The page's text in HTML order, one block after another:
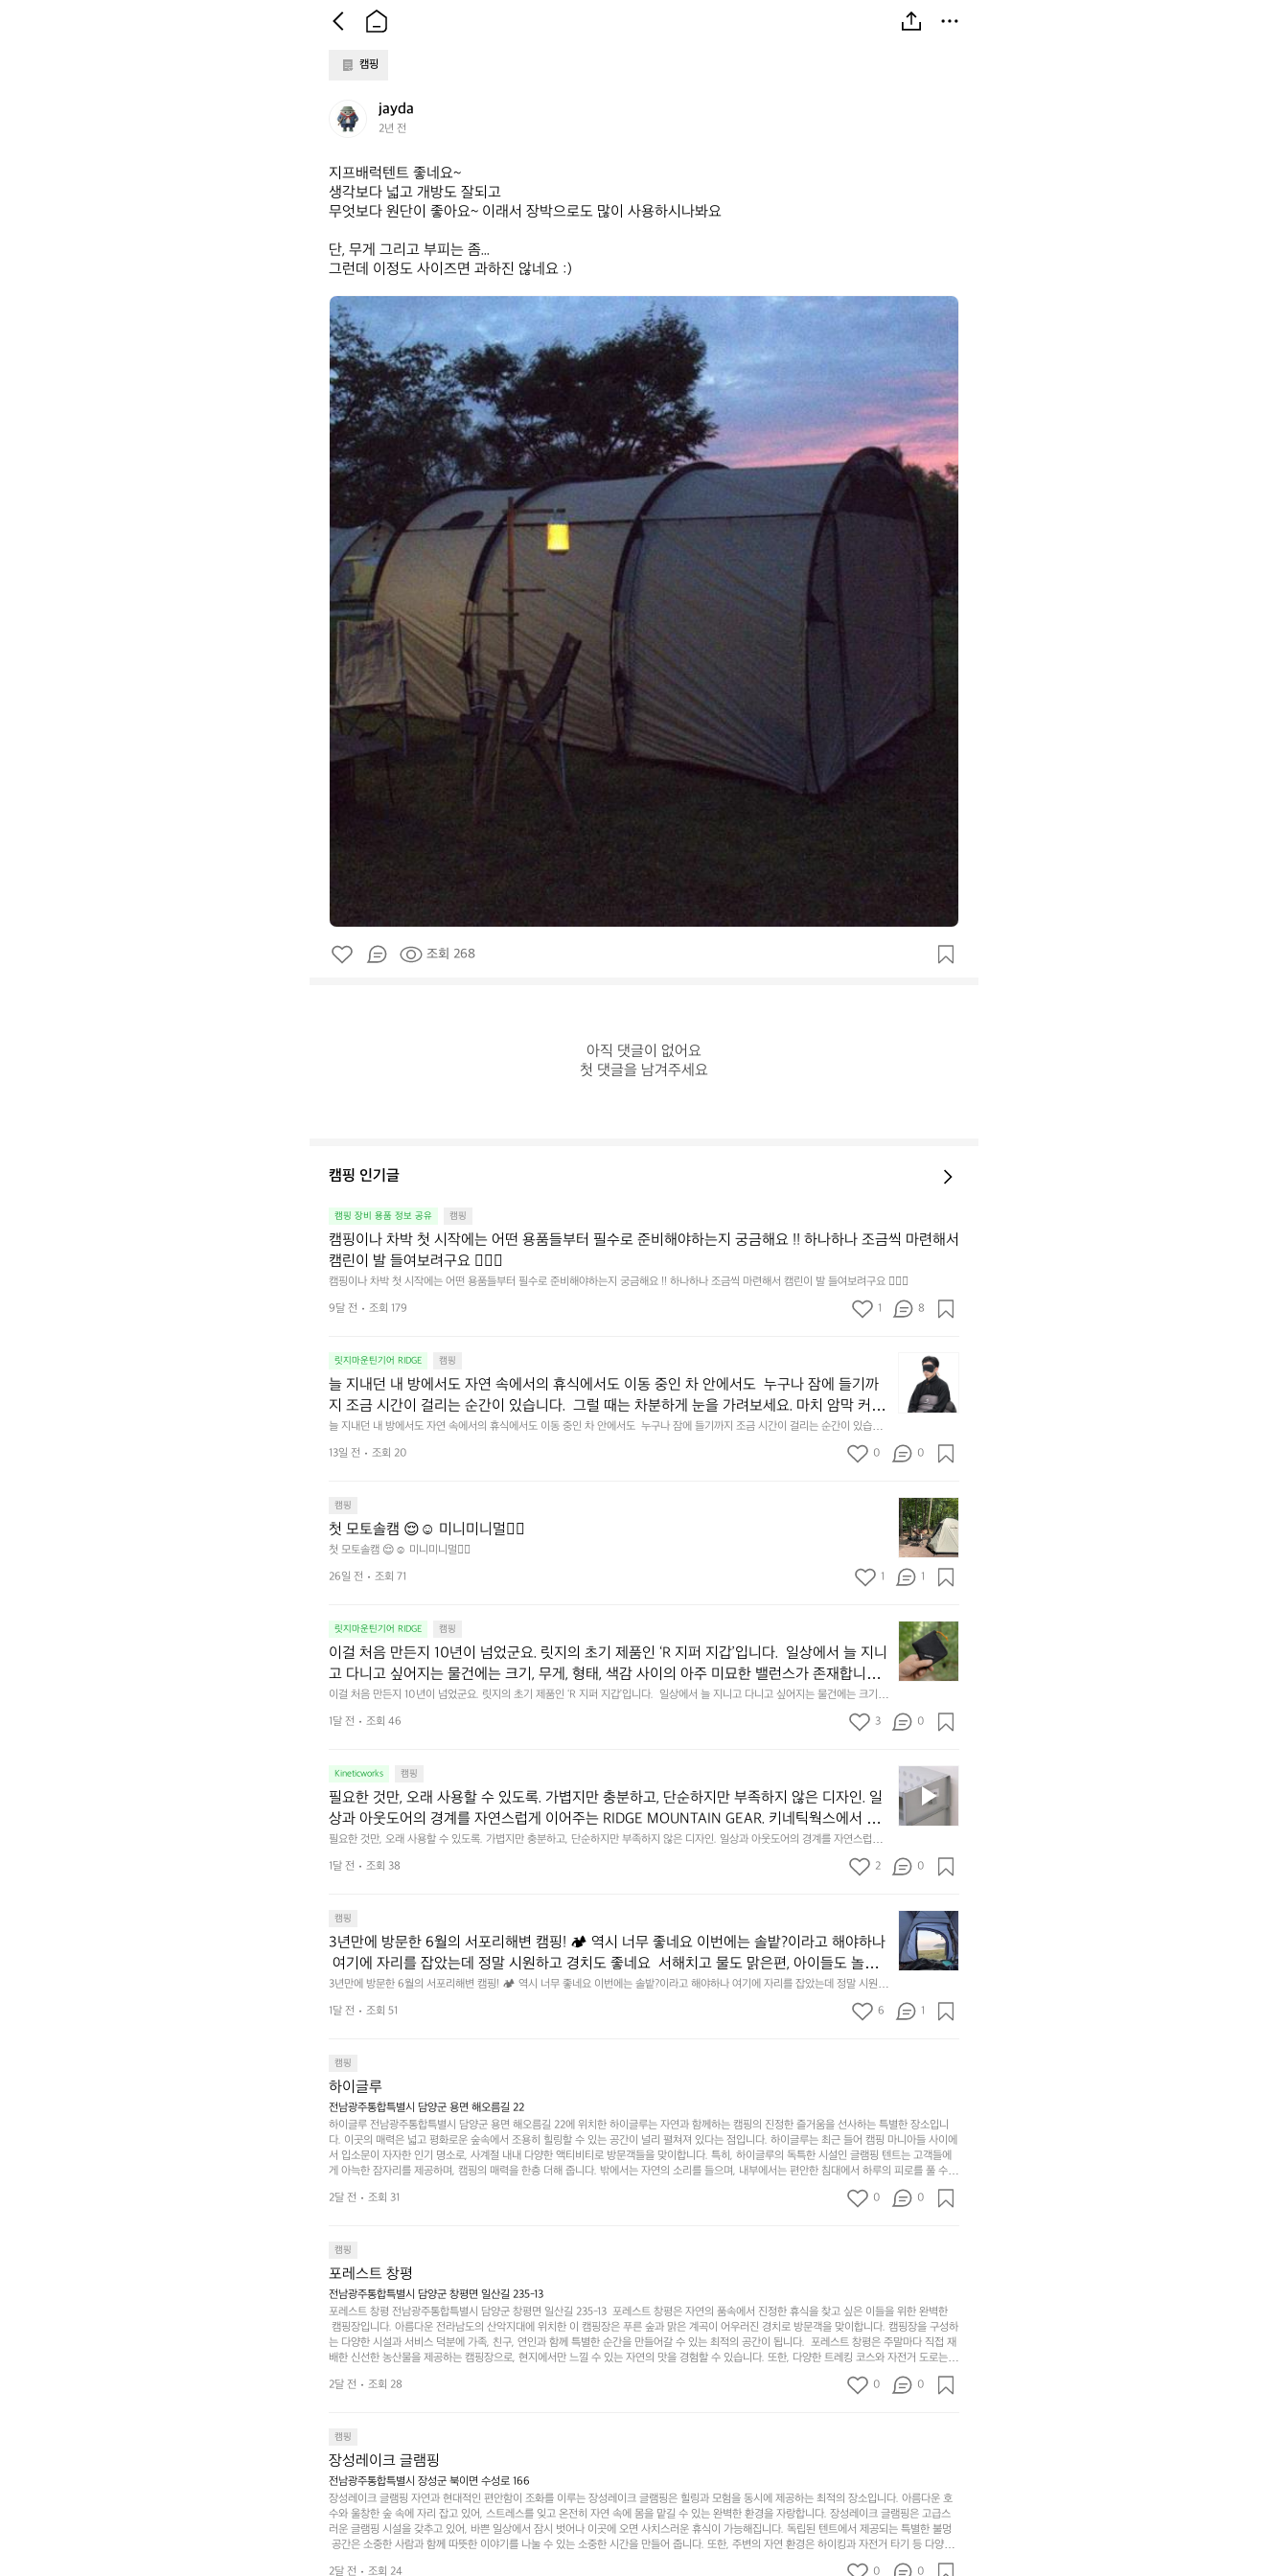
캠핑
d
a
jayda
2년 전
지프배럭텐트 좋네요~
생각보다 넓고 개방도 잘되고
무엇보다 원단이 좋아요~ 이래서 장박으로도 많이 사용하시나봐요
단, 무게 그리고 부피는 좀...
그런데 이정도 사이즈면 과하진 않네요 :)
j
a
y
d
a
조회 268
아직 댓글이 없어요
첫 댓글을 남겨주세요
캠핑 인기글
캠핑 장비 용품 정보 공유 캠핑
캠핑이나 차박 첫 시작에는 어떤 용품들부터 필수로 준비해야하는지 궁금해요 !! 하나하나 조금씩 마련해서
캠린이 발 들여보려구요 🙇🏻‍♀️
캠핑이나 차박 첫 시작에는 어떤 용품들부터 필수로 준비해야하는지 궁금해요 !! 하나하나 조금씩 마련해서 캠린이 발 들여보려구요 🙇🏻‍♀️
9달 전
조회 179 1 8
릿지마운틴기어 RIDGE 캠핑
늘 지내던 내 방에서도 자연 속에서의 휴식에서도 이동 중인 차 안에서도  누구나 잠에 들기까
지 조금 시간이 걸리는 순간이 있습니다.  그럴 때는 차분하게 눈을 가려보세요. 마치 암막 커튼
을 조용히 내리듯이.  Polartec® Wind Pro™의 온기가 눈가를 포근히 감싸줍니다.  차가운 공기
를 차단하고, 얼굴에 밀착하여 빛을 막아줍니다.  이 슬립 웜을 쓰는 것만으로 그곳은 나만의 밤
늘 지내던 내 방에서도 자연 속에서의 휴식에서도 이동 중인 차 안에서도  누구나 잠에 들기까지 조금 시간이 걸리는 순간이 있습니
다.  그럴 때는 차분하게 눈을 가려보세요. 마치 암막 커튼을 조용히 내리듯이.  Polartec® Wind Pro™의 온기가 눈가를 포근히 감싸
줍니다.  차가운 공기를 차단하고, 얼굴에 밀착하여 빛을 막아줍니다.  이 슬립 웜을 쓰는 것만으로 그곳은 나만의 밤이 됩니다.  안녕
내
던
방
도
자
연
속
에
의
휴
식
에
도
이
중
인
차
안
서
도
구
나
잠
에
기
까
이
걸
리
는
순
다.
그
럴
때
는
차
을
가
려
보
세
13일 전 조회 20 0 0
캠핑
첫 모토솔캠 😌☺️ 미니미니멀👌🏼
첫 모토솔캠 😌☺️ 미니미니멀👌🏼
첫
모
토
솔
캠
☺️
미
니
미
멀
👌🏼
26일 전 조회 71 1 1
릿지마운틴기어 RIDGE 캠핑
이걸 처음 만든지 10년이 넘었군요. 릿지의 초기 제품인 ‘R 지퍼 지갑’입니다.  일상에서 늘 지니
고 다니고 싶어지는 물건에는 크기, 무게, 형태, 색감 사이의 아주 미묘한 밸런스가 존재합니다.
예를 들자면 일에 집중하느라 책상 위 가장자리에 대충 걸쳐 놓아도 시야에 걸리적거리지 않는
것. R 지퍼 지갑은 바로 그 위화감 없는 균형감에서 출발했습니다.  그중에서도 슬림함에 철저히
집착했습니다. 튼튼한 내구도와 넉넉한 수납력을 해치치 않는 선에서, 가장 가볍고 얇게 설계했
이걸 처음 만든지 10년이 넘었군요. 릿지의 초기 제품인 ‘R 지퍼 지갑’입니다.  일상에서 늘 지니고 다니고 싶어지는 물건에는 크기,
무게, 형태, 색감 사이의 아주 미묘한 밸런스가 존재합니다.  예를 들자면 일에 집중하느라 책상 위 가장자리에 대충 걸쳐 놓아도 시
야에 걸리적거리지 않는 것. R 지퍼 지갑은 바로 그 위화감 없는 균형감에서 출발했습니다.  그중에서도 슬림함에 철저히 집착했습니
이
걸
처
음
든
0
년
이
넘
군
지
의
초
기
품
갑’입
니
다.
일
상
에
고
다
니
고
싶
어
는
크
기,
무
1달 전 조회 46 3 0
Kineticworks 캠핑
필요한 것만, 오래 사용할 수 있도록. 가볍지만 충분하고, 단순하지만 부족하지 않은 디자인. 일
상과 아웃도어의 경계를 자연스럽게 이어주는 RIDGE MOUNTAIN GEAR. 키네틱웍스에서 만
나보세요.
필요한 것만, 오래 사용할 수 있도록. 가볍지만 충분하고, 단순하지만 부족하지 않은 디자인. 일상과 아웃도어의 경계를 자연스럽게
필
요
한
것
오
용
할
수
있
록.
분
하
고,
단
순
하
하
지
않
은
디
자
웃
도
어
의
1달 전 조회 38 2 0
캠핑
3년만에 방문한 6월의 서포리해변 캠핑! 🏕 역시 너무 좋네요 이번에는 솔밭?이라고 해야하나
여기에 자리를 잡았는데 정말 시원하고 경치도 좋네요  서해치고 물도 맑은편, 아이들도 놀기
좋고 1박 2일은 넘 짧게 느껴지네요  .1박 1동 1만원 (수금은 7시쯤, 동네에서 관리) .수금하면서
음식물.쓰레기봉투를 1개씩 나누어줌 .솔밭에 바로 화장실있음 .5분거리 cu .2분거리 음식점
항구에서부터 해변까지 버스도 다니네요 ㅎㅎㅎ 아이들 엄청 좋아하네요 점심쯤도착해서 철수
3년만에 방문한 6월의 서포리해변 캠핑! 🏕 역시 너무 좋네요 이번에는 솔밭?이라고 해야하나 여기에 자리를 잡았는데 정말 시원하
고 경치도 좋네요  서해치고 물도 맑은편, 아이들도 놀기 좋고 1박 2일은 넘 짧게 느껴지네요  .1박 1동 1만원 (수금은 7시쯤, 동네에서
관리) .수금하면서 음식물.쓰레기봉투를 1개씩 나누어줌 .솔밭에 바로 화장실있음 .5분거리 cu .2분거리 음식점  항구에서부터 해변
년
만
에
문
포
리
해
변
캠
핑!
무
좋
네
요
이
이
라
고
해
야
1달 전 조회 51 6 1
캠핑
하이글루
전남광주통합특별시 담양군 용면 해오름길 22
하이글루 전남광주통합특별시 담양군 용면 해오름길 22에 위치한 하이글루는 자연과 함께하는 캠핑의 진정한 즐거움을 선사하는 특별한 장소입니
다. 이곳의 매력은 넓고 평화로운 숲속에서 조용히 힐링할 수 있는 공간이 널리 펼쳐져 있다는 점입니다. 하이글루는 최근 들어 캠핑 마니아들 사이에
서 입소문이 자자한 인기 명소로, 사계절 내내 다양한 액티비티로 방문객들을 맞이합니다. 특히, 하이글루의 독특한 시설인 글램핑 텐트는 고객들에
게 아늑한 잠자리를 제공하며, 캠핑의 매력을 한층 더해 줍니다. 밖에서는 자연의 소리를 들으며, 내부에서는 편안한 침대에서 하루의 피로를 풀 수
있는 완벽한 조화가 이루어집니다. 이곳의 장점은 또 다른 캠핑의 매력인 바베큐 파티를 즐길 수 있는 공간이 마련되어 있어 친구나 가족과 함께 좋
은 시간을 보낼 수 있다는 것입니다. 또한, 하이글루 인근에는 다양한 트레킹 코스와 자전거 도로가 있어 아웃도어 활동을 좋아하는 이들에게 더욱 참
나누는 이야기들은 여러분의 캠핑 여행을 더욱 특별하게 만들어 줄 것입니다.  인기 정도: ★★★★★
2달 전 조회 31 0 0
캠핑
포레스트 창평
전남광주통합특별시 담양군 창평면 일산길 235-13
포레스트 창평 전남광주통합특별시 담양군 창평면 일산길 235-13  포레스트 창평은 자연의 품속에서 진정한 휴식을 찾고 싶은 이들을 위한 완벽한
캠핑장입니다. 아름다운 전라남도의 산악지대에 위치한 이 캠핑장은 푸른 숲과 맑은 계곡이 어우러진 경치로 방문객을 맞이합니다. 캠핑장을 구성하
는 다양한 시설과 서비스 덕분에 가족, 친구, 연인과 함께 특별한 순간을 만들어갈 수 있는 최적의 공간이 됩니다.  포레스트 창평은 주말마다 직접 재
배한 신선한 농산물을 제공하는 캠핑장으로, 현지에서만 느낄 수 있는 자연의 맛을 경험할 수 있습니다. 또한, 다양한 트레킹 코스와 자전거 도로는
캠퍼들이 탐험과 모험의 짜릿함을 누릴 수 있도록 만들어졌습니다. 저녁에는 별빛 아래에서 바베큐 파티를 즐기거나, 잔잔한 계곡 소리를 들으며 깊
은 숙면을 취할 수 있는 기회를 제공합니다.  이곳은 자연과의 완벽한 조화를 이루며, 다채로운 야외 활동을 제공합니다. 특히 어린이들은 안전하게
순한 캠핑 그 이상을 제공하며, 자연을 사랑하는 모든 이들에게 꼭 한번 경험해봐야 할 장소로 자리잡았습니다.  인기 정도: ★★★★★
2달 전 조회 28 0 0
캠핑
장성레이크 글램핑
전남광주통합특별시 장성군 북이면 수성로 166
장성레이크 글램핑 자연과 현대적인 편안함이 조화를 이루는 장성레이크 글램핑은 힐링과 모험을 동시에 제공하는 최적의 장소입니다. 아름다운 호
수와 울창한 숲 속에 자리 잡고 있어, 스트레스를 잊고 온전히 자연 속에 몸을 맡길 수 있는 완벽한 환경을 자랑합니다. 장성레이크 글램핑은 고급스
러운 글램핑 시설을 갖추고 있어, 바쁜 일상에서 잠시 벗어나 이곳에 오면 사치스러운 휴식이 가능해집니다. 독립된 텐트에서 제공되는 특별한 불멍
공간은 소중한 사람과 함께 따뜻한 이야기를 나눌 수 있는 소중한 시간을 만들어 줍니다. 또한, 주변의 자연 환경은 하이킹과 자전거 타기 등 다양한
액티비티를 즐기기에 그야말로 완벽한 조건을 갖추고 있습니다. 이곳에서의 캠핑은 단순한 숙박이 아닌, 가족과 친구들과 함께 소중한 추억을 창출
2달 전 조회 24 0 0